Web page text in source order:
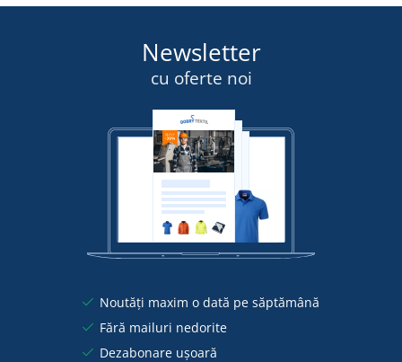
Newsletter
cu oferte noi
Noutăți maxim o dată pe săptămână
Fără mailuri nedorite
Dezabonare ușoară